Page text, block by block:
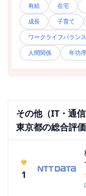
有給
在宅
成長
子育て
ワークライフバランス
人間関係
年功
その他（IT・通
東京都の総合評価
♚
1